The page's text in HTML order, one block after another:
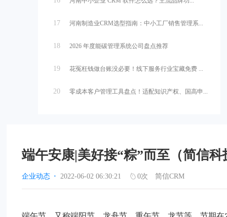
17 河南制造业CRM选型指南：中小工厂销售管理系...
18 2026 年度能碳管理系统公司盘点推荐
19 花冤枉钱做台账没必要！线下服务行业宝藏免费 ...
20 零成本客户管理工具盘点！适配知识产权、国高申...
端午安康|美好接“粽”而至（简信
企业动态 · 2022-06-02 06:30:21 0次 简信CRM